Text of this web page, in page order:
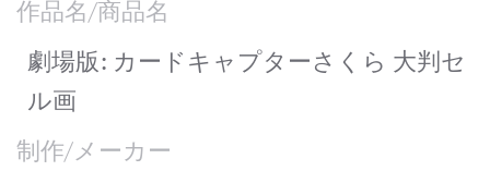
作品名/商品名
劇場版: カードキャプターさくら 大判セ
ル画
制作/メーカー